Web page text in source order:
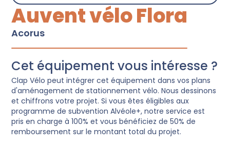
Auvent vélo Flora
Acorus
Cet équipement vous intéresse ?
Clap Vélo peut intégrer cet équipement dans vos plans
d'aménagement de stationnement vélo. Nous dessinons
et chiffrons votre projet. Si vous êtes éligibles aux
programme de subvention Alvéole+, notre service est
pris en charge à 100% et vous bénéficiez de 50% de
remboursement sur le montant total du projet.